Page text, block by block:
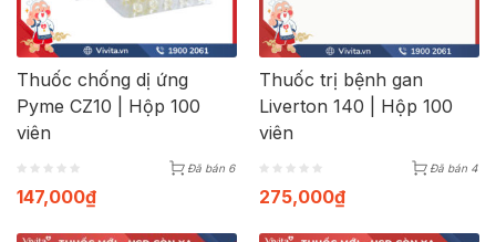
Thuốc chống dị ứng
Pyme CZ10 | Hộp 100
viên
Đã bán 6
147,000₫
Thuốc trị bệnh gan
Liverton 140 | Hộp 100
viên
Đã bán 4
275,000₫